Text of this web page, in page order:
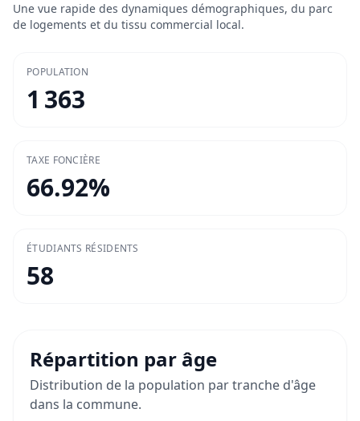
Une vue rapide des dynamiques démographiques, du parc
de logements et du tissu commercial local.
POPULATION
1 363
TAXE FONCIÈRE
66.92%
ÉTUDIANTS RÉSIDENTS
58
Répartition par âge
Distribution de la population par tranche d'âge
dans la commune.